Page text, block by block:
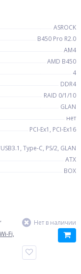
ASROCK
B450 Pro R2.0
AM4
AMD B450
4
DDR4
RAID 0/1/10
GLAN
нет
PCI-Ex1, PCI-Ex16
Type-C, PS/2, GLAN
ATX
BOX
Fi,
Нет в наличии